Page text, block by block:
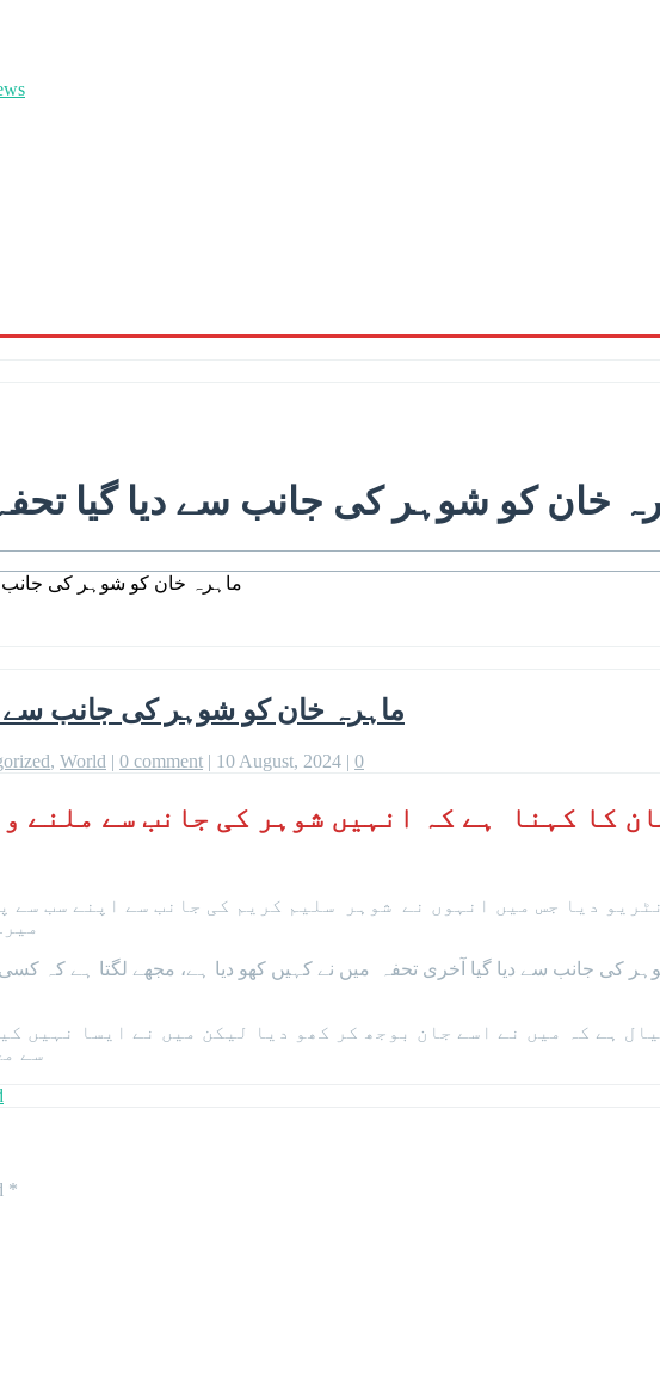
خان کو شوہر کی جانب سے دیا گیا
ماہرہ خان کو شوہر کی جانب
ماہرہ خان کو شوہر کی جانب سے
, World | 0 comment | 10 August, 2024 | 0
کا کہنا ہے کہ انہیں شوہر کی جانب سے ملنے
دیا جس میں انہوں نے شوہر سلیم کریم کی جانب سے اپنے سب سے
کی جانب سے دیا گیا آخری تحفہ میں نے کہیں کھو دیا ہے، مجھے لگتا ہے کہ
ہے کہ میں نے اسے جان بوجھ کر کھو دیا لیکن میں نے ایسا نہیں
سے
*